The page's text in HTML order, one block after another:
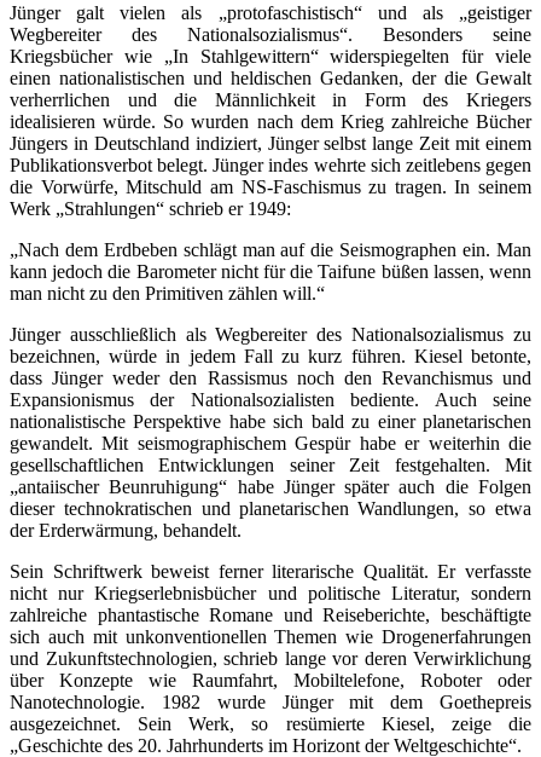
Jünger galt vielen als „protofaschistisch“ und als „geistiger
Wegbereiter des Nationalsozialismus“. Besonders seine
Kriegsbücher wie „In Stahlgewittern“ widerspiegelten für viele
einen nationalistischen und heldischen Gedanken, der die Gewalt
verherrlichen und die Männlichkeit in Form des Kriegers
idealisieren würde. So wurden nach dem Krieg zahlreiche Bücher
Jüngers in Deutschland indiziert, Jünger selbst lange Zeit mit einem
Publikationsverbot belegt. Jünger indes wehrte sich zeitlebens gegen
die Vorwürfe, Mitschuld am NS-Faschismus zu tragen. In seinem
Werk „Strahlungen“ schrieb er 1949:
„Nach dem Erdbeben schlägt man auf die Seismographen ein. Man
kann jedoch die Barometer nicht für die Taifune büßen lassen, wenn
man nicht zu den Primitiven zählen will.“
Jünger ausschließlich als Wegbereiter des Nationalsozialismus zu
bezeichnen, würde in jedem Fall zu kurz führen. Kiesel betonte,
dass Jünger weder den Rassismus noch den Revanchismus und
Expansionismus der Nationalsozialisten bediente. Auch seine
nationalistische Perspektive habe sich bald zu einer planetarischen
gewandelt. Mit seismographischem Gespür habe er weiterhin die
gesellschaftlichen Entwicklungen seiner Zeit festgehalten. Mit
„antaiischer Beunruhigung“ habe Jünger später auch die Folgen
dieser technokratischen und planetarischen Wandlungen, so etwa
der Erderwärmung, behandelt.
Sein Schriftwerk beweist ferner literarische Qualität. Er verfasste
nicht nur Kriegserlebnisbücher und politische Literatur, sondern
zahlreiche phantastische Romane und Reiseberichte, beschäftigte
sich auch mit unkonventionellen Themen wie Drogenerfahrungen
und Zukunftstechnologien, schrieb lange vor deren Verwirklichung
über Konzepte wie Raumfahrt, Mobiltelefone, Roboter oder
Nanotechnologie. 1982 wurde Jünger mit dem Goethepreis
ausgezeichnet. Sein Werk, so resümierte Kiesel, zeige die
„Geschichte des 20. Jahrhunderts im Horizont der Weltgeschichte“.